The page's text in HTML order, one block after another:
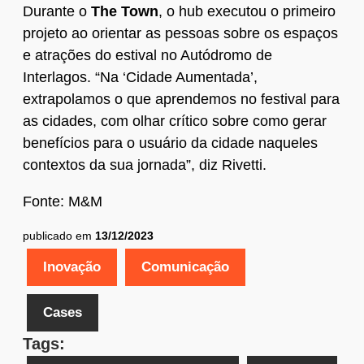
Durante o The Town, o hub executou o primeiro
projeto ao orientar as pessoas sobre os espaços
e atrações do estival no Autódromo de
Interlagos. “Na ‘Cidade Aumentada’,
extrapolamos o que aprendemos no festival para
as cidades, com olhar crítico sobre como gerar
benefícios para o usuário da cidade naqueles
contextos da sua jornada”, diz Rivetti.
Fonte: M&M
publicado em 13/12/2023
Inovação Comunicação
Cases
Tags: